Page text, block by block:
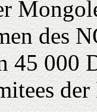
des
45 000